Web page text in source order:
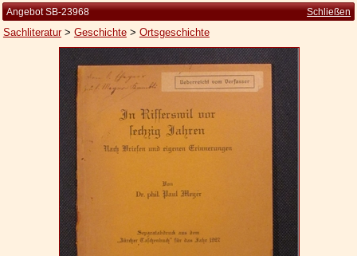
Zur Person
Kleine Kulturgeschichte
Die Brockhaus Auflagen
Die Meyer Auflagen
Zu den Angeboten
Angebot SB-23968 Schließen
Sachliteratur> Geschichte> Ortsgeschichte